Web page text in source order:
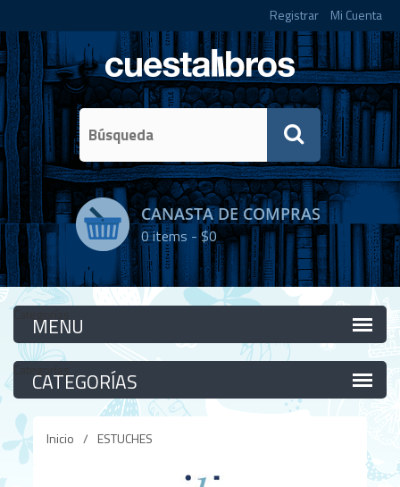
Registrar Mi Cuenta
CANASTA DE COMPRAS
0items -$0
Categorías
Categorías
Inicio / ESTUCHES